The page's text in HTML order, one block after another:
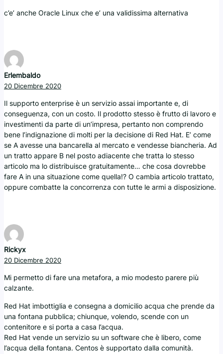
c’e’ anche Oracle Linux che e’ una validissima alternativa
Erlembaldo
20 Dicembre 2020
Il supporto enterprise è un servizio assai importante e, di
conseguenza, con un costo. Il prodotto stesso è frutto di lavoro e
investimenti da parte di un’impresa, pertanto non comprendo
bene l’indignazione di molti per la decisione di Red Hat. E’ come
se A avesse una bancarella al mercato e vendesse biancheria. Ad
un tratto appare B nel posto adiacente che tratta lo stesso
articolo ma lo distribuisce gratuitamente… che cosa dovrebbe
fare A in una situazione come quella!? O cambia articolo trattato,
oppure combatte la concorrenza con tutte le armi a disposizione.
Rickyx
20 Dicembre 2020
Mi permetto di fare una metafora, a mio modesto parere più
calzante.
Red Hat imbottiglia e consegna a domicilio acqua che prende da
una fontana pubblica; chiunque, volendo, scende con un
contenitore e si porta a casa l’acqua.
Red Hat vende un servizio su un software che è libero, come
l’acqua della fontana. Centos è supportato dalla comunità.